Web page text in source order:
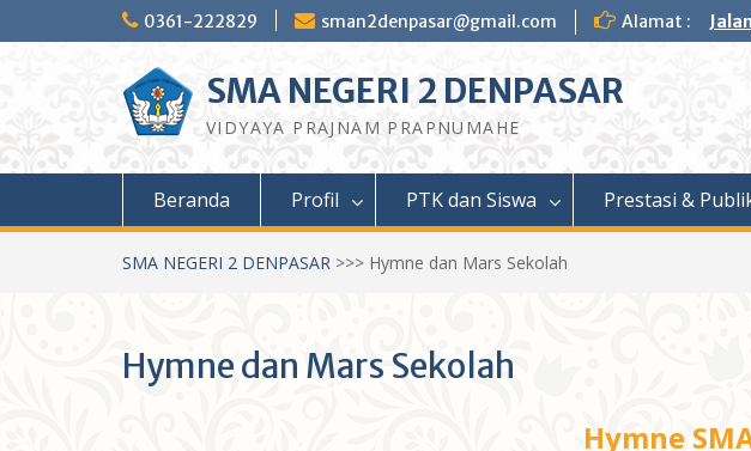
to
0361-222829 sman2denpasar@gmail.com Alamat :
SMA NEGERI 2 DENPASAR
VIDYAYA PRAJNAM PRAPNUMAHE
Beranda Profil PTK dan Siswa Prestasi &
SMA NEGERI 2 DENPASAR >>> Hymne dan Mars Sekolah
Hymne dan Mars Sekolah
Hymne